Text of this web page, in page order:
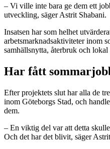
– Vi ville inte bara ge dem ett
utveckling, säger Astrit Shabani.
Insatsen har som helhet
arbetsmarknadsaktiviteter inom
samhällsnytta, återbruk och lokal
Har fått
Efter projektets slut har alla de
inom Göteborgs Stad, och
dem.
– En viktig del var att detta
Och det har det blivit, säger